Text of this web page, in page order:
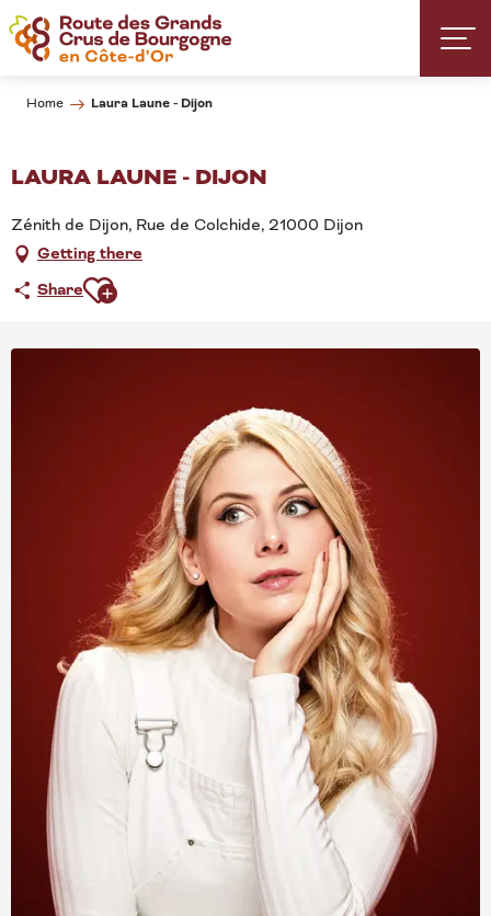
Aller
au
contenu
Home Laura Laune - Dijon
LAURA LAUNE - DIJON
Zénith de Dijon, Rue de Colchide, 21000 Dijon
Getting there
ShareAjouter aux favoris